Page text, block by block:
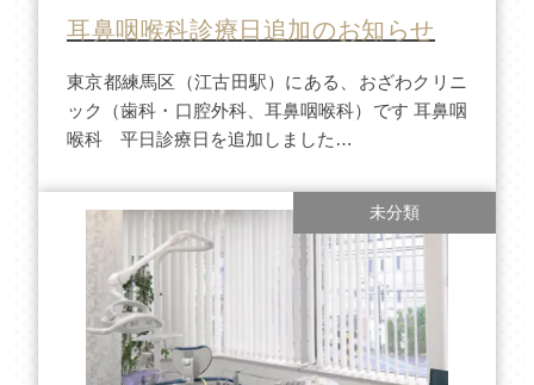
耳鼻咽喉科診療日追加のお知らせ
東京都練馬区（江古田駅）にある、おざわクリニ
ック（歯科・口腔外科、耳鼻咽喉科）です 耳鼻咽
喉科 平日診療日を追加しました…
未分類